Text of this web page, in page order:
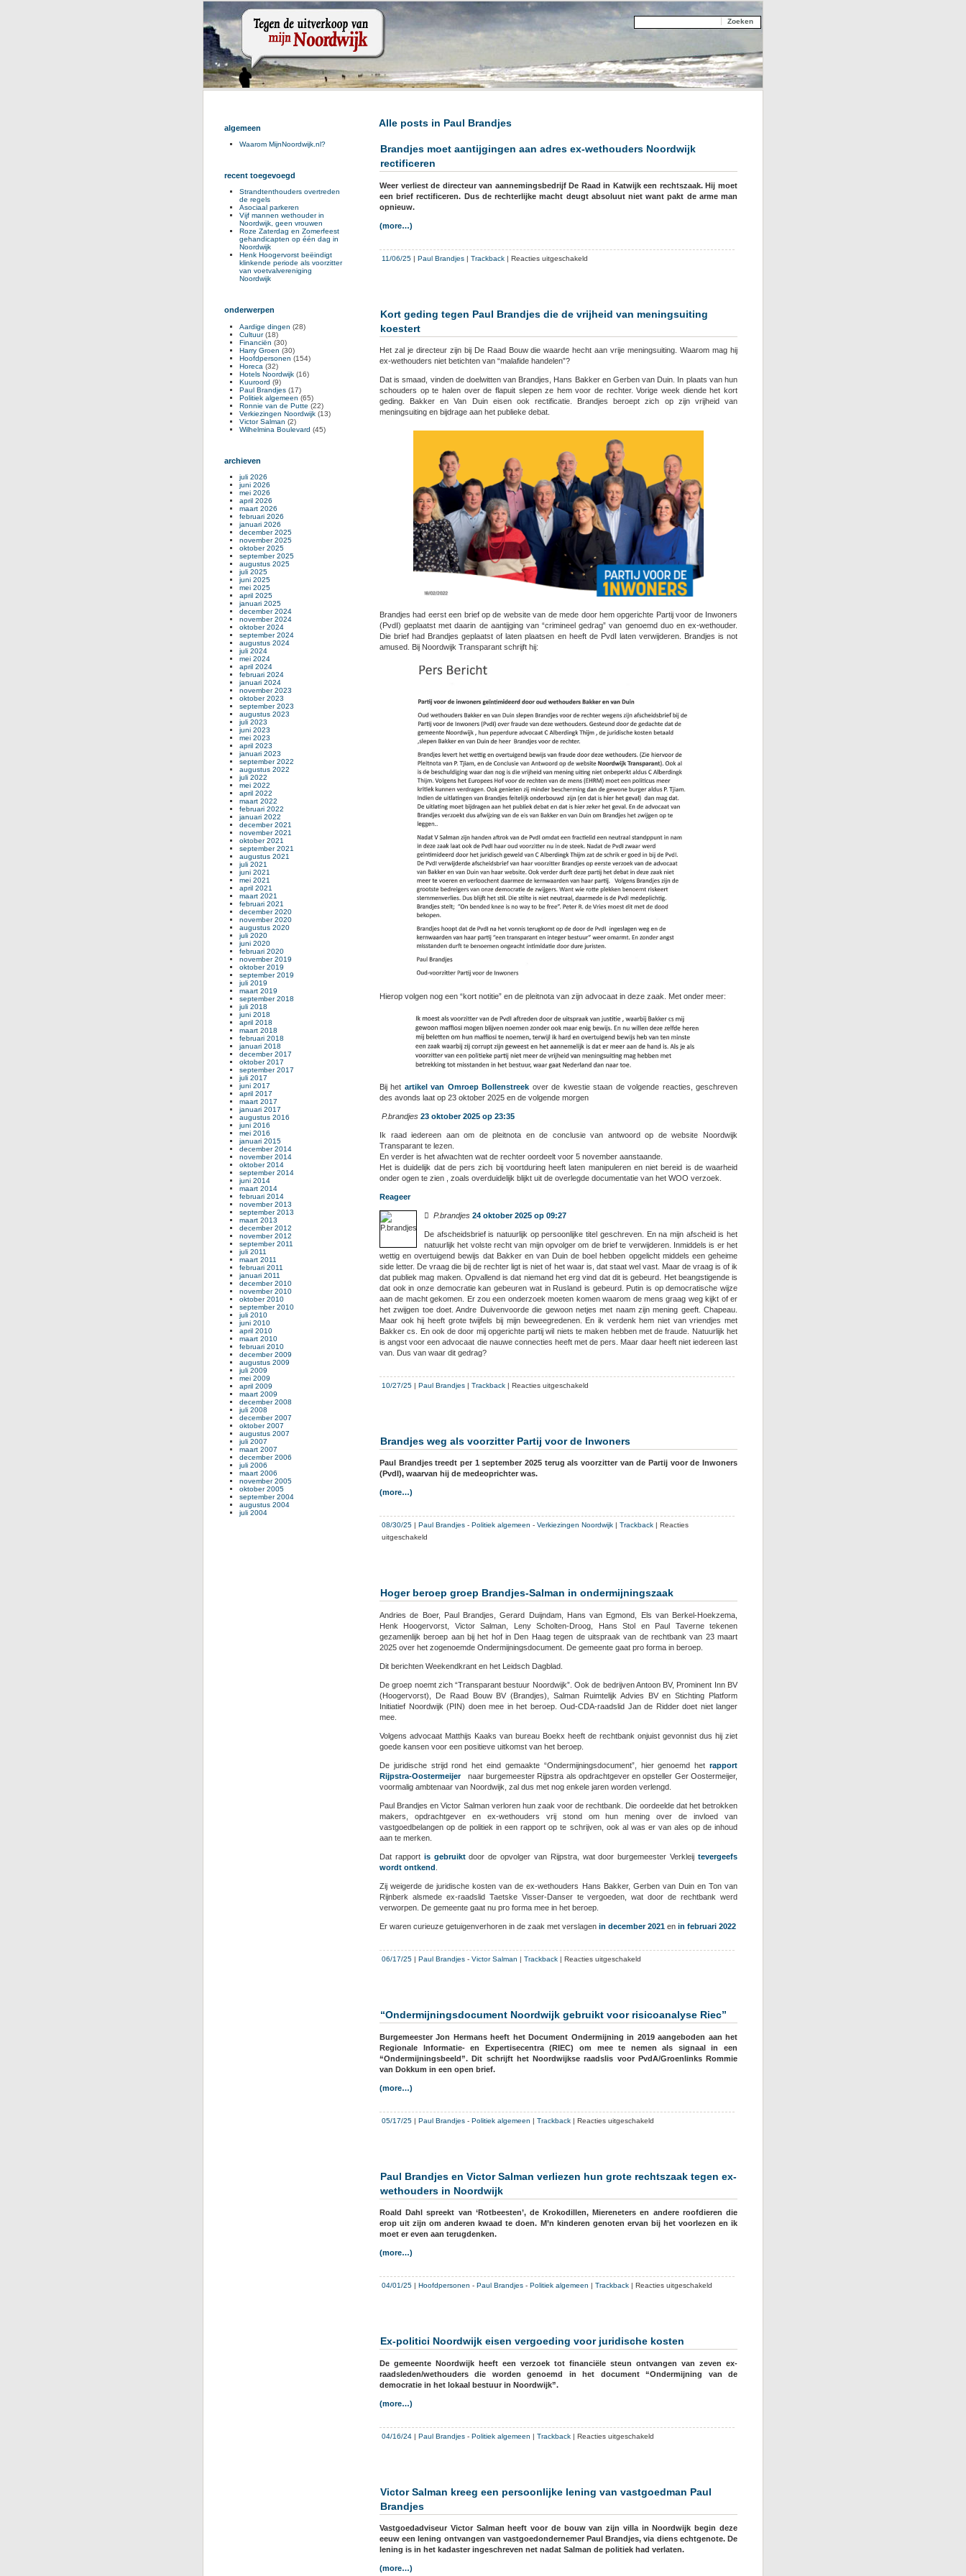
Alle posts in Paul Brandjes
Brandjes moet aantijgingen aan adres ex-wethouders Noordwijk
rectificeren
Weer verliest de directeur van aannemingsbedrijf De Raad in Katwijk een rechtszaak. Hij moet
een brief rectificeren. Dus de rechterlijke macht deugt absoluut niet want pakt de arme man
opnieuw.
(more…)
11/06/25 | Paul Brandjes | Trackback | Reacties uitgeschakeld
adres
Noordwijk
Kort geding tegen Paul Brandjes die de vrijheid van meningsuiting
koestert
Het zal je directeur zijn bij De Raad Bouw die waarde hecht aan vrije meningsuiting. Waarom mag hij
ex-wethouders niet betichten van “malafide handelen”?
Dat is smaad, vinden de doelwitten van Brandjes, Hans Bakker en Gerben van Duin. In plaats van hun
schouders op te halen over de flapuit slepen ze hem voor de rechter. Vorige week diende het kort
geding. Bakker en Van Duin eisen ook rectificatie. Brandjes beroept zich op zijn vrijheid van
meningsuiting en bijdrage aan het publieke debat.
Brandjes had eerst een brief op de website van de mede door hem opgerichte Partij voor de Inwoners
(PvdI) geplaatst met daarin de aantijging van “crimineel gedrag” van genoemd duo en ex-wethouder.
Die brief had Brandjes geplaatst of laten plaatsen en heeft de PvdI laten verwijderen. Brandjes is not
amused. Bij Noordwijk Transparant schrijft hij:
Hierop volgen nog een “kort notitie” en de pleitnota van zijn advocaat in deze zaak. Met onder meer:
Bij het artikel van Omroep Bollenstreek over de kwestie staan de volgende reacties, geschreven
des avonds laat op 23 oktober 2025 en de volgende morgen
P.brandjes 23 oktober 2025 op 23:35
Ik raad iedereen aan om de pleitnota en de conclusie van antwoord op de website Noordwijk
Transparant te lezen.
En verder is het afwachten wat de rechter oordeelt voor 5 november aanstaande.
Het is duidelijk dat de pers zich bij voortduring heeft laten manipuleren en niet bereid is de waarheid
onder ogen te zien , zoals overduidelijk blijkt uit de overlegde documentatie van het WOO verzoek.
Reageer
 P.brandjes 24 oktober 2025 op 09:27
De afscheidsbrief is natuurlijk op persoonlijke titel geschreven. En na mijn afscheid is het
natuurlijk het volste recht van mijn opvolger om de brief te verwijderen. Inmiddels is er het
wettig en overtuigend bewijs dat Bakker en van Duin de boel hebben opgelicht middels een geheime
side letter. De vraag die bij de rechter ligt is niet of het waar is, dat staat wel vast. Maar de vraag is of ik
dat publiek mag maken. Opvallend is dat niemand het erg vind dat dit is gebeurd. Het beangstigende is
dat ook in onze democratie kan gebeuren wat in Rusland is gebeurd. Putin is op democratische wijze
aan de macht gekomen. Er zou een onderzoek moeten komen waarom de mens graag weg kijkt of er
het zwijgen toe doet. Andre Duivenvoorde die gewoon netjes met naam zijn mening geeft. Chapeau.
Maar ook hij heeft grote twijfels bij mijn beweegredenen. En ik verdenk hem niet van vriendjes met
Bakker cs. En ook de door mij opgerichte partij wil niets te maken hebben met de fraude. Natuurlijk het
is angst voor een advocaat die nauwe connecties heeft met de pers. Maar daar heeft niet iedereen last
van. Dus van waar dit gedrag?
10/27/25 | Paul Brandjes | Trackback | Reacties uitgeschakeld
Brandjes
koestert
Brandjes weg als voorzitter Partij voor de Inwoners
Paul Brandjes treedt per 1 september 2025 terug als voorzitter van de Partij voor de Inwoners
(PvdI), waarvan hij de medeoprichter was.
(more…)
08/30/25 Paul Brandjes - Politiek algemeen - Verkiezingen Noordwijk Trackback
Reacties
uitgeschakeld
Partij
Inwoners
Hoger beroep groep Brandjes-Salman in ondermijningszaak
Andries de Boer, Paul Brandjes, Gerard Duijndam, Hans van Egmond, Els van Berkel-Hoekzema,
Henk Hoogervorst, Victor Salman, Leny Scholten-Droog, Hans Stol en Paul Taverne tekenen
gezamenlijk beroep aan bij het hof in Den Haag tegen de uitspraak van de rechtbank van 23 maart
2025 over het zogenoemde Ondermijningsdocument. De gemeente gaat pro forma in beroep.
Dit berichten Weekendkrant en het Leidsch Dagblad.
De groep noemt zich “Transparant bestuur Noordwijk”. Ook de bedrijven Antoon BV, Prominent Inn BV
(Hoogervorst), De Raad Bouw BV (Brandjes), Salman Ruimtelijk Advies BV en Stichting Platform
Initiatief Noordwijk (PIN) doen mee in het beroep. Oud-CDA-raadslid Jan de Ridder doet niet langer
mee.
Volgens advocaat Matthijs Kaaks van bureau Boekx heeft de rechtbank onjuist gevonnist dus hij ziet
goede kansen voor een positieve uitkomst van het beroep.
De juridische strijd rond het eind gemaakte “Ondermijningsdocument”, hier genoemd het rapport
Rijpstra-Oostermeijernaar burgemeester Rijpstra als opdrachtgever en opsteller Ger Oostermeijer,
voormalig ambtenaar van Noordwijk, zal dus met nog enkele jaren worden verlengd.
Paul Brandjes en Victor Salman verloren hun zaak voor de rechtbank. Die oordeelde dat het betrokken
makers, opdrachtgever en ex-wethouders vrij stond om hun mening over de invloed van
vastgoedbelangen op de politiek in een rapport op te schrijven, ook al was er van ales op de inhoud
aan te merken.
Dat rapport is gebruiktdoor de opvolger van Rijpstra, wat door burgemeester Verkleijtevergeefs
wordt ontkend
Zij weigerde de juridische kosten van de ex-wethouders Hans Bakker, Gerben van Duin en Ton van
Rijnberk alsmede ex-raadslid Taetske Visser-Danser te vergoeden, wat door de rechtbank werd
verworpen. De gemeente gaat nu pro forma mee in het beroep.
Er waren curieuze getuigenverhoren in de zaak met verslagen in december 2021 en in februari 2022
06/17/25 | Paul Brandjes - Victor Salman | Trackback | Reacties uitgeschakeld
Salman
ondermijningszaak
“Ondermijningsdocument Noordwijk gebruikt voor risicoanalyse Riec”
Burgemeester Jon Hermans heeft het Document Ondermijning in 2019 aangeboden aan het
Regionale Informatie- en Expertisecentra (RIEC) om mee te nemen als signaal in een
“Ondermijningsbeeld”. Dit schrijft het Noordwijkse raadslis voor PvdA/Groenlinks Rommie
van Dokkum in een open brief.
(more…)
05/17/25 | Paul Brandjes - Politiek algemeen | Trackback | Reacties uitgeschakeld
risicoanalyse
Paul Brandjes en Victor Salman verliezen hun grote rechtszaak tegen ex-
wethouders in Noordwijk
Roald Dahl spreekt van ‘Rotbeesten’, de Krokodillen, Miereneters en andere roofdieren die
erop uit zijn om anderen kwaad te doen. M’n kinderen genoten ervan bij het voorlezen en ik
moet er even aan terugdenken.
(more…)
04/01/25 | Hoofdpersonen - Paul Brandjes - Politiek algemeen | Trackback | Reacties uitgeschakeld
Ex-politici Noordwijk eisen vergoeding voor juridische kosten
De gemeente Noordwijk heeft een verzoek tot financiële steun ontvangen van zeven ex-
raadsleden/wethouders die worden genoemd in het document “Ondermijning van de
democratie in het lokaal bestuur in Noordwijk”.
(more…)
04/16/24 | Paul Brandjes - Politiek algemeen | Trackback | Reacties uitgeschakeld
vergoeding
kosten
Victor Salman kreeg een persoonlijke lening van vastgoedman Paul
Brandjes
Vastgoedadviseur Victor Salman heeft voor de bouw van zijn villa in Noordwijk begin deze
eeuw een lening ontvangen van vastgoedondernemer Paul Brandjes, via diens echtgenote. De
lening is in het kadaster ingeschreven net nadat Salman de politiek had verlaten.
(more…)
algemeen
Waarom MijnNoordwijk.nl?
recent toegevoegd
Strandtenthouders overtreden
de regels
Asociaal parkeren
Vijf mannen wethouder in
Noordwijk, geen vrouwen
Roze Zaterdag en Zomerfeest
gehandicapten op één dag in
Noordwijk
Henk Hoogervorst beëindigt
klinkende periode als voorzitter
van voetvalvereniging
Noordwijk
onderwerpen
Aardige dingen (28)
Cultuur(18)
Financiën (30)
Harry Groen (30)
Hoofdpersonen (154)
Horeca (32)
Hotels Noordwijk (16)
Kuuroord (9)
Paul Brandjes (17)
Politiek algemeen (65)
Ronnie van de Putte (22)
Verkiezingen Noordwijk (13)
Victor Salman (2)
Wilhelmina Boulevard (45)
archieven
juli 2026
juni 2026
mei 2026
april 2026
maart 2026
februari 2026
januari 2026
december 2025
november 2025
oktober 2025
september 2025
augustus 2025
juli 2025
juni 2025
mei 2025
april 2025
januari 2025
december 2024
november 2024
oktober 2024
september 2024
augustus 2024
juli 2024
mei 2024
april 2024
februari 2024
januari 2024
november 2023
oktober 2023
september 2023
augustus 2023
juli 2023
juni 2023
mei 2023
april 2023
januari 2023
september 2022
augustus 2022
juli 2022
mei 2022
april 2022
maart 2022
februari 2022
januari 2022
december 2021
november 2021
oktober 2021
september 2021
augustus 2021
juli 2021
juni 2021
mei 2021
april 2021
maart 2021
februari 2021
december 2020
november 2020
augustus 2020
juli 2020
juni 2020
februari 2020
november 2019
oktober 2019
september 2019
juli 2019
maart 2019
september 2018
juli 2018
juni 2018
april 2018
maart 2018
februari 2018
januari 2018
december 2017
oktober 2017
september 2017
juli 2017
juni 2017
april 2017
maart 2017
januari 2017
augustus 2016
juni 2016
mei 2016
januari 2015
december 2014
november 2014
oktober 2014
september 2014
juni 2014
maart 2014
februari 2014
november 2013
september 2013
maart 2013
december 2012
november 2012
september 2011
juli 2011
maart 2011
februari 2011
januari 2011
december 2010
november 2010
oktober 2010
september 2010
juli 2010
juni 2010
april 2010
maart 2010
februari 2010
december 2009
augustus 2009
juli 2009
mei 2009
april 2009
maart 2009
december 2008
juli 2008
december 2007
oktober 2007
augustus 2007
juli 2007
maart 2007
december 2006
juli 2006
maart 2006
november 2005
oktober 2005
september 2004
augustus 2004
juli 2004